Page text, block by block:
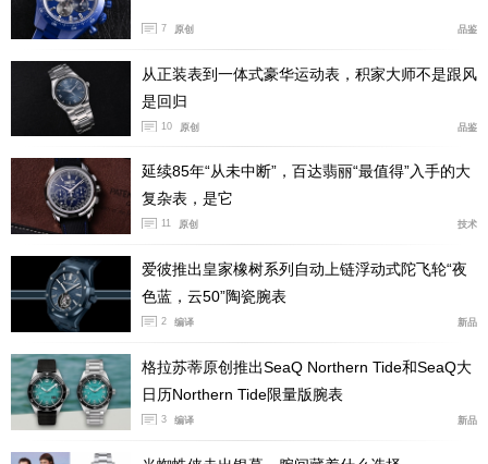
2015劳力士公布的这项内部检测的最新标准，超卓天文台
认证除了将测试手表的防水能力、上链效能、动储能力以
及模拟实际佩戴情况等项目之外，最大重点在于所有接受
检验的成表每日误差值需保持在-2~+2的范围。由此可
见，超卓天文台的精准度在手表界是数一数二的存在。
7 原创 品鉴
从正装表到一体式豪华运动表，积家大师不是跟风
是回归
10 原创 品鉴
延续85年“从未中断”，百达翡丽“最值得”入手的大
复杂表，是它
11 原创 技术
爱彼推出皇家橡树系列自动上链浮动式陀飞轮“夜
色蓝，云50”陶瓷腕表
2 编译 新品
格拉苏蒂原创推出SeaQ Northern Tide和SeaQ大
日历Northern Tide限量版腕表
3 编译 新品